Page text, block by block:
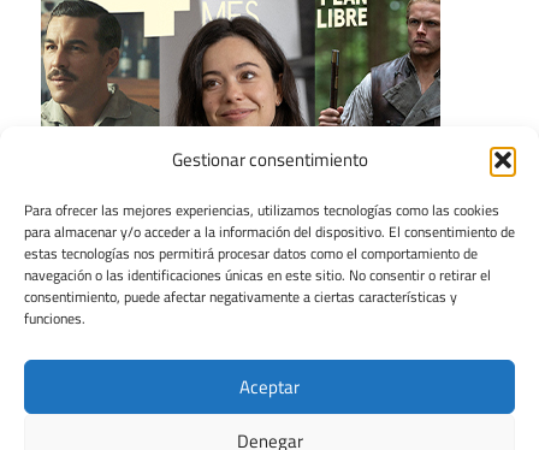
Gestionar consentimiento
Para ofrecer las mejores experiencias, utilizamos tecnologías como las cookies
para almacenar y/o acceder a la información del dispositivo. El consentimiento de
estas tecnologías nos permitirá procesar datos como el comportamiento de
navegación o las identificaciones únicas en este sitio. No consentir o retirar el
consentimiento, puede afectar negativamente a ciertas características y
funciones.
Aceptar
Denegar